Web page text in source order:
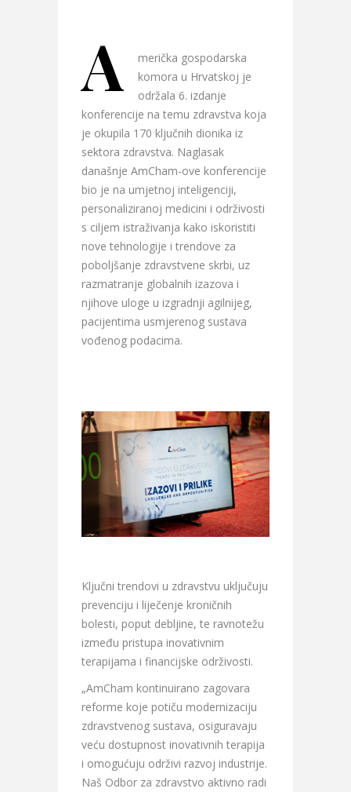
A
merička gospodarska
komora u Hrvatskoj je
održala 6. izdanje
konferencije na temu zdravstva koja
je okupila 170 ključnih dionika iz
sektora zdravstva. Naglasak
današnje AmCham-ove konferencije
bio je na umjetnoj inteligenciji,
personaliziranoj medicini i održivosti
s ciljem istraživanja kako iskoristiti
nove tehnologije i trendove za
poboljšanje zdravstvene skrbi, uz
razmatranje globalnih izazova i
njihove uloge u izgradnji agilnijeg,
pacijentima usmjerenog sustava
vođenog podacima.
Ključni trendovi u zdravstvu uključuju
prevenciju i liječenje kroničnih
bolesti, poput debljine, te ravnotežu
između pristupa inovativnim
terapijama i financijske održivosti.
„AmCham kontinuirano zagovara
reforme koje potiču modernizaciju
zdravstvenog sustava, osiguravaju
veću dostupnost inovativnih terapija
i omogućuju održivi razvoj industrije.
Naš Odbor za zdravstvo aktivno radi